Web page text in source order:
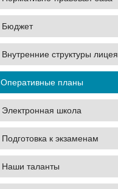
Бюджет
Внутренние структуры лицея
Оперативные планы
Электронная школа
Подготовка к экзаменам
Наши таланты